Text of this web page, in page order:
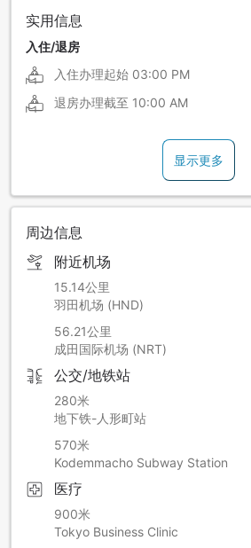
实用信息
入住/退房
入住办理起始 03:00 PM
退房办理截至 10:00 AM
显示更多
周边信息
附近机场
15.14公里
羽田机场 (HND)
56.21公里
成田国际机场 (NRT)
公交/地铁站
280米
地下铁-人形町站
570米
Kodemmacho Subway Station
医疗
900米
Tokyo Business Clinic